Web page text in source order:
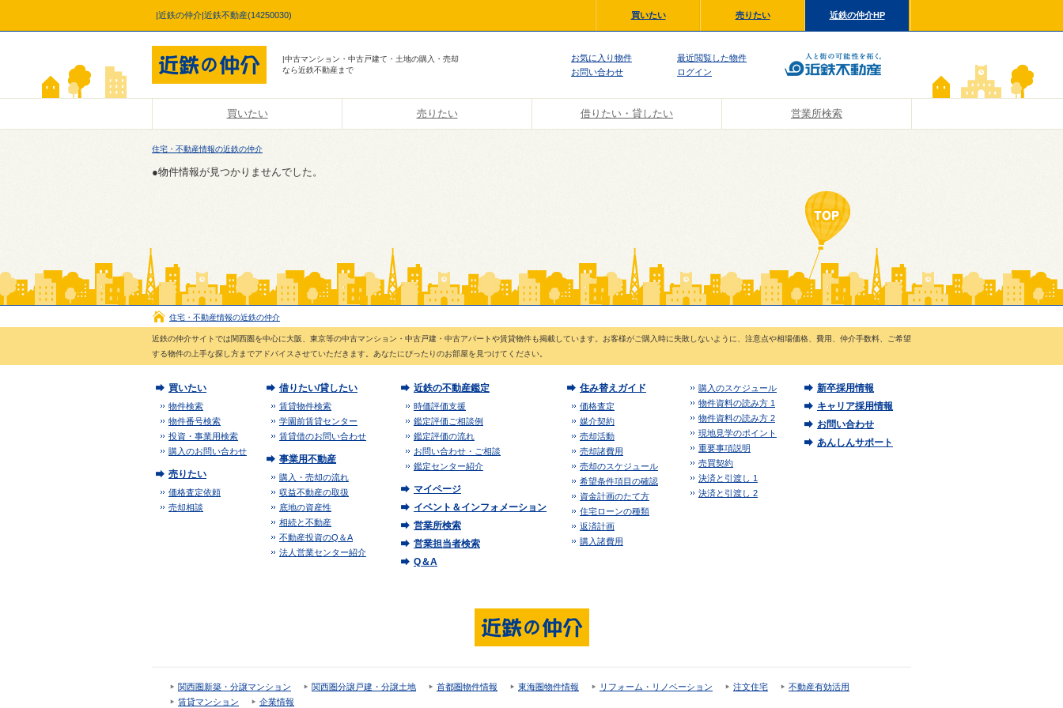
|近鉄の仲介|近鉄不動産(14250030) 買いたい 売りたい 近鉄の仲介HP
|中古マンション・中古戸建て・土地の購入・売却
なら近鉄不動産まで
お気に入り物件
お問い合わせ
最近閲覧した物件
ログイン
買いたい 売りたい 借りたい・貸したい 営業所検索
住宅・不動産情報の近鉄の仲介
●物件情報が見つかりませんでした。
住宅・不動産情報の近鉄の仲介
近鉄の仲介サイトでは関西圏を中心に大阪、東京等の中古マンション・中古戸建・中古アパートや賃貸物件も掲載しています。お客様がご購入時に失敗しないように、注意点や相場価格、費用、仲介手数料、ご希望
する物件の上手な探し方までアドバイスさせていただきます。あなたにぴったりのお部屋を見つけてください。
買いたい
物件検索
物件番号検索
投資・事業用検索
購入のお問い合わせ
売りたい
価格査定依頼
売却相談
借りたい/貸したい
賃貸物件検索
学園前賃貸センター
賃貸借のお問い合わせ
事業用不動産
購入・売却の流れ
収益不動産の取扱
底地の資産性
相続と不動産
不動産投資のQ＆A
法人営業センター紹介
近鉄の不動産鑑定
時価評価支援
鑑定評価ご相談例
鑑定評価の流れ
お問い合わせ・ご相談
鑑定センター紹介
マイページ
イベント＆インフォメーション
営業所検索
営業担当者検索
Q＆A
住み替えガイド
価格査定
媒介契約
売却活動
売却諸費用
売却のスケジュール
希望条件項目の確認
資金計画のたて方
住宅ローンの種類
返済計画
購入諸費用
購入のスケジュール
物件資料の読み方 1
物件資料の読み方 2
現地見学のポイント
重要事項説明
売買契約
決済と引渡し 1
決済と引渡し 2
新卒採用情報
キャリア採用情報
お問い合わせ
あんしんサポート
関西圏新築・分譲マンション 関西圏分譲戸建・分譲土地 首都圏物件情報 東海圏物件情報 リフォーム・リノベーション 注文住宅
不動産有効活用
賃貸マンション
企業情報